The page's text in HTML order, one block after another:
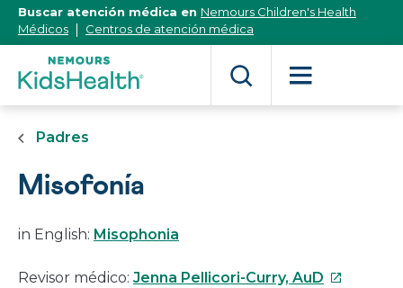
[Skip
Content]
Buscar atención médica en Nemours Children's Health
Médicos
Centros de atención médica
Padres
Misofonía
in English: Misophonia
Revisor médico: Jenna Pellicori-Curry, AuD Este